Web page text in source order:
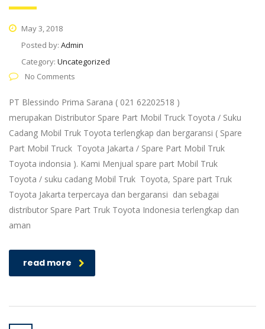
May 3, 2018
Posted by: Admin
Category: Uncategorized
No Comments
PT Blessindo Prima Sarana ( 021 62202518 )
merupakan Distributor Spare Part Mobil Truck Toyota / Suku
Cadang Mobil Truk Toyota terlengkap dan bergaransi ( Spare
Part Mobil Truck Toyota Jakarta / Spare Part Mobil Truk
Toyota indonsia ). Kami Menjual spare part Mobil Truk
Toyota / suku cadang Mobil Truk Toyota, Spare part Truk
Toyota Jakarta terpercaya dan bergaransi dan sebagai
distributor Spare Part Truk Toyota Indonesia terlengkap dan
aman
read more